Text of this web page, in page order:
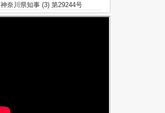
神奈川県知事 (3) 第29244号